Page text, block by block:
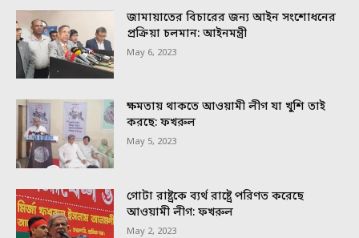
জামায়াতের বিচারের জন্য আইন সংশোধনের
প্রক্রিয়া চলমান: আইনমন্ত্রী
May 6, 2023
ক্ষমতায় থাকতে আওয়ামী লীগ যা খুশি তাই
করছে: ফখরুল
May 5, 2023
গোটা রাষ্ট্রকে ব্যর্থ রাষ্ট্রে পরিণত করেছে
আওয়ামী লীগ: ফখরুল
May 2, 2023